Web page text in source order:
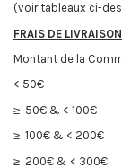
(voir tableaux ci-
FRAIS DE
Montant de la
< 50€
≥ 50€ & < 100€
≥ 100€ & < 200€
≥ 200€ & < 300€